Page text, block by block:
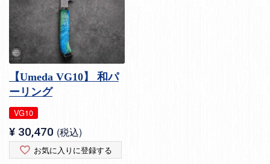
【Umeda VG10】 和パ
ーリング
VG10
¥ 30,470 税込
お気に入りに登録する